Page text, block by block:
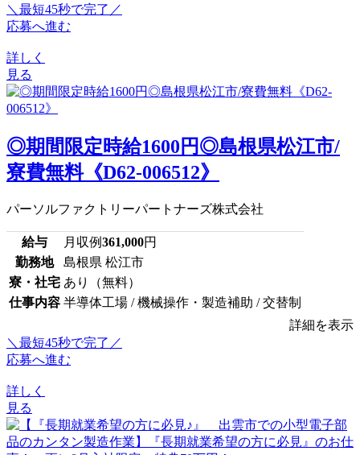
＼最短45秒で完了／
応募へ進む
詳しく
見る
◎期間限定時給1600円◎島根県松江市/
寮費無料《D62-006512》
パーソルファクトリーパートナーズ株式会社
給与 月収例361,000円
勤務地
島根県 松江市
寮・社宅 あり（無料）
仕事内容 半導体工場 / 機械操作・製造補助 / 交替制
詳細を表示
＼最短45秒で完了／
応募へ進む
詳しく
見る